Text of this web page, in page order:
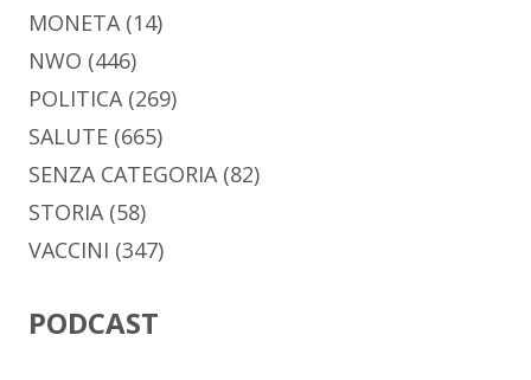
MONETA (14)
NWO (446)
POLITICA (269)
SALUTE (665)
SENZA CATEGORIA (82)
STORIA (58)
VACCINI (347)
PODCAST